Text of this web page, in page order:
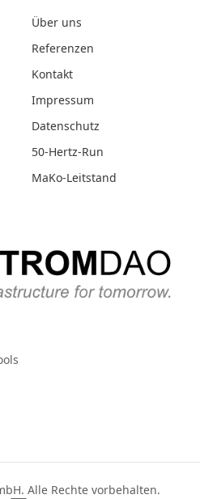
Über uns
Referenzen
Kontakt
Impressum
Datenschutz
50-Hertz-Run
MaKo-Leitstand
Alle Rechte vorbehalten.